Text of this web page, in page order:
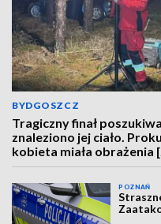
BYDGOSZCZ
Tragiczny finał
znaleziono jej ciało.
kobieta miała obrażenia
POZNAŃ